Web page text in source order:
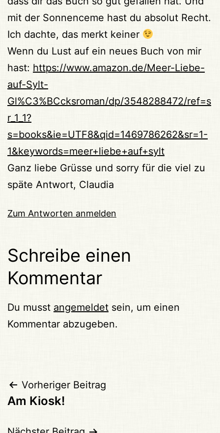
mit der Sonnenceme hast du absolut Recht.
Ich dachte, das merkt keiner
Wenn du Lust auf ein neues Buch von mir
hast: https://www.amazon.de/Meer-Liebe-
auf-Sylt-
Gl%C3%BCcksroman/dp/3548288472/ref=s
r_1_1?
s=books&ie=UTF8&qid=1469786262&sr=1-
1&keywords=meer+liebe+auf+sylt
Ganz liebe Grüsse und sorry für die viel zu
späte Antwort, Claudia
Zum Antworten anmelden
Schreibe einen
Kommentar
Du musst angemeldet sein, um einen
Kommentar abzugeben.
Beitragsnavigation
Vorheriger Beitrag
Am Kiosk!